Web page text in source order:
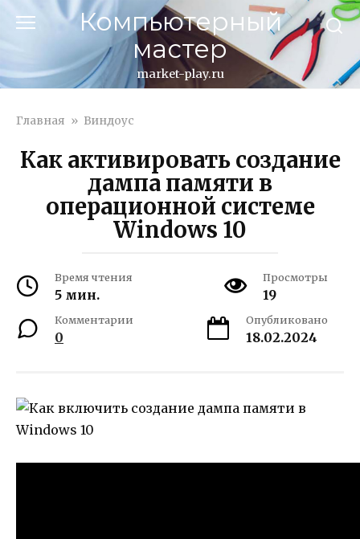
Перейти
Компьютерный
мастер
market-play.ru
Главная » Виндоус
Как активировать создание
дампа памяти в
операционной системе
Windows 10
Время чтения
5 мин.
Просмотры
19
Комментарии
0
Опубликовано
18.02.2024